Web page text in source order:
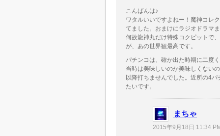
こんばんは♪
ワタルいいですよねー！魔神コレ
てました。おまけにラジオドラマ
何故龍神丸だけ特殊コクピットで
が、あの世界観最高です。
パチンコは、確か出た時期に二度
当時は美味しいのか美味しくない
以降打ちませんでした。近所の4
たいです。
まちゃ
2015年9月18日 11:34